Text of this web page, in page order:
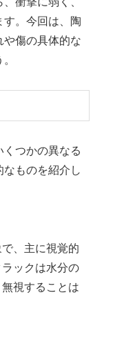
す。今回は、陶
や傷の具体的な
くつかの異なる
ものを紹介し
、主に視覚的
ックは水分の
視することは